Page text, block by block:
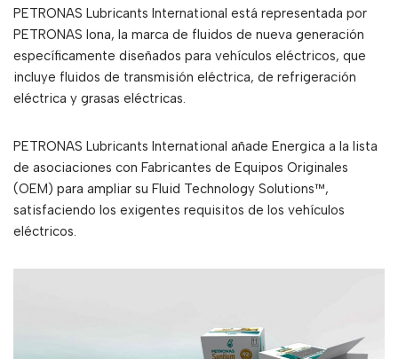
PETRONAS Lubricants International está representada por
PETRONAS Iona, la marca de fluidos de nueva generación
específicamente diseñados para vehículos eléctricos, que
incluye fluidos de transmisión eléctrica, de refrigeración
eléctrica y grasas eléctricas.
PETRONAS Lubricants International añade Energica a la lista
de asociaciones con Fabricantes de Equipos Originales
(OEM) para ampliar su Fluid Technology Solutions™,
satisfaciendo los exigentes requisitos de los vehículos
eléctricos.